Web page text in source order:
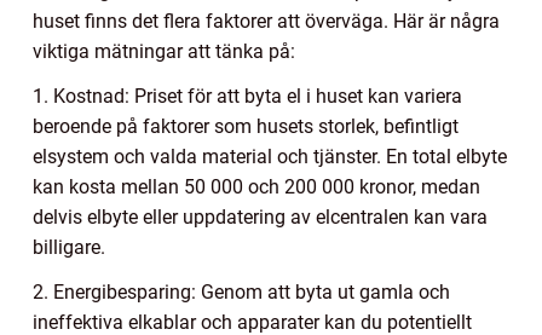
huset finns det flera faktorer att överväga. Här är några
viktiga mätningar att tänka på:
1. Kostnad: Priset för att byta el i huset kan variera
beroende på faktorer som husets storlek, befintligt
elsystem och valda material och tjänster. En total elbyte
kan kosta mellan 50 000 och 200 000 kronor, medan
delvis elbyte eller uppdatering av elcentralen kan vara
billigare.
2. Energibesparing: Genom att byta ut gamla och
ineffektiva elkablar och apparater kan du potentiellt